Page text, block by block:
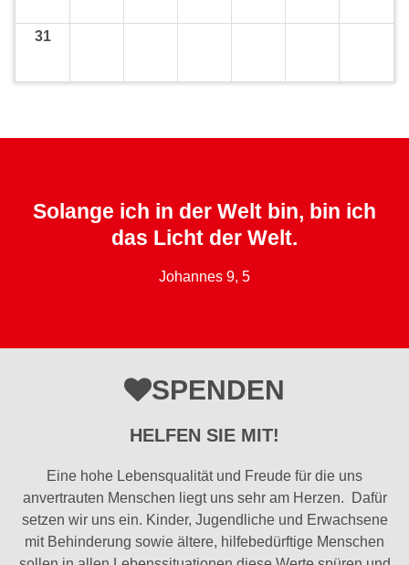
31
Solange ich in der Welt bin, bin ich
das Licht der Welt.
Johannes 9, 5
SPENDEN
HELFEN SIE MIT!
Eine hohe Lebensqualität und Freude für die uns
anvertrauten Menschen liegt uns sehr am Herzen. Dafür
setzen wir uns ein. Kinder, Jugendliche und Erwachsene
mit Behinderung sowie ältere, hilfebedürftige Menschen